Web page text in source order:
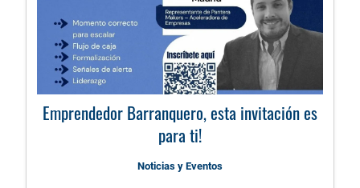
Emprendedor Barranquero, esta invitación es
para ti!
Noticias y Eventos